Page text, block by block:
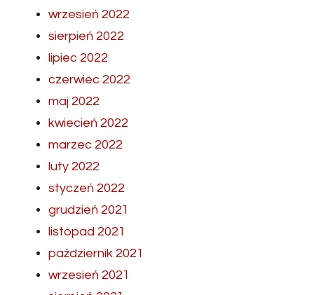
wrzesień 2022
sierpień 2022
lipiec 2022
czerwiec 2022
maj 2022
kwiecień 2022
marzec 2022
luty 2022
styczeń 2022
grudzień 2021
listopad 2021
październik 2021
wrzesień 2021